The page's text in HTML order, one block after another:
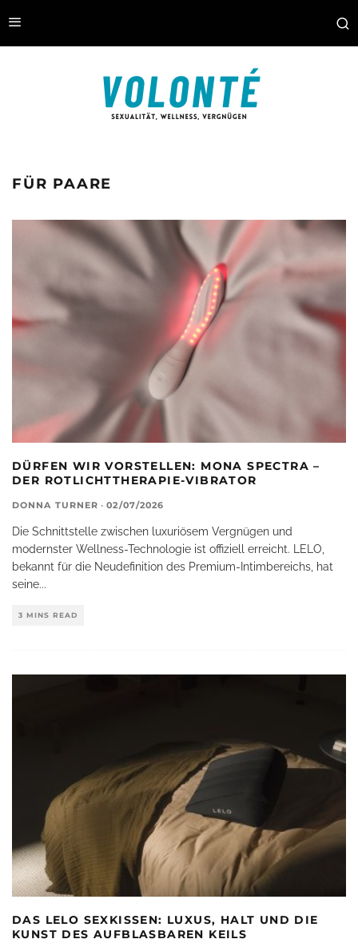
FÜR PAARE
DÜRFEN WIR VORSTELLEN: MONA SPECTRA –
DER ROTLICHTTHERAPIE-VIBRATOR
DONNA TURNER · 02/07/2026
Die Schnittstelle zwischen luxuriösem Vergnügen und
modernster Wellness-Technologie ist offiziell erreicht. LELO,
bekannt für die Neudefinition des Premium-Intimbereichs, hat
seine...
3 MINS READ
DAS LELO SEXKISSEN: LUXUS, HALT UND DIE
KUNST DES AUFBLASBAREN KEILS